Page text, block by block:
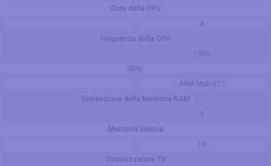
Core della CPU
4
Frequenza della CPU
1500
GPU
ARM Mali-G71
Dimensione della Memoria RAM
3
Memoria Interna
16
Sintonizzatore TV